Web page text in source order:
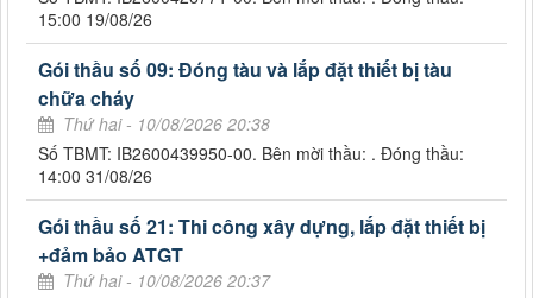
15:00 19/08/26
Gói thầu số 09: Đóng tàu và lắp đặt thiết bị tàu
chữa cháy
Thứ hai - 10/08/2026 20:38
Số TBMT: IB2600439950-00. Bên mời thầu: . Đóng thầu:
14:00 31/08/26
Gói thầu số 21: Thi công xây dựng, lắp đặt thiết bị
+đảm bảo ATGT
Thứ hai - 10/08/2026 20:37